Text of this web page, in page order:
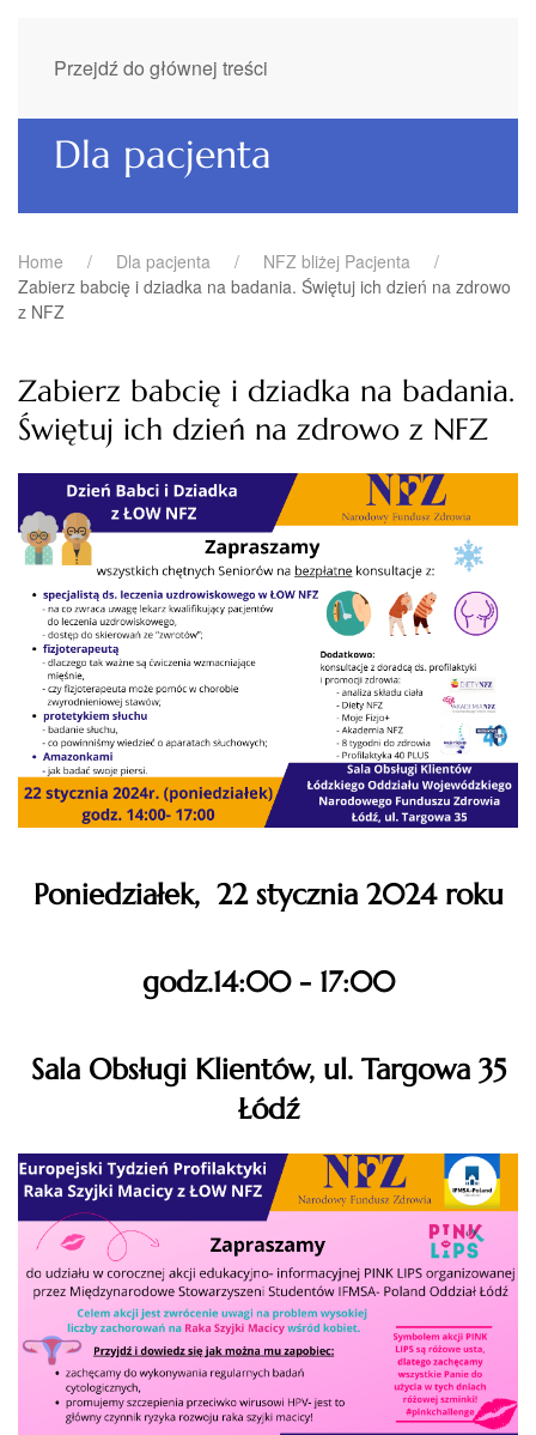
Przejdź do głównej treści
Dla pacjenta
Home Dla pacjenta
NFZ bliżej Pacjenta
Zabierz babcię i dziadka na badania. Świętuj ich dzień na zdrowo
z NFZ
Zabierz babcię i dziadka na badania.
Świętuj ich dzień na zdrowo z NFZ
Poniedziałek, 22 stycznia 2024 roku
godz.14:00 - 17:00
Sala Obsługi Klientów, ul. Targowa 35
Łódź